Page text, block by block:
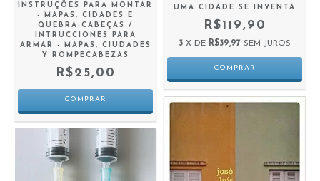
INSTRUÇÕES PARA MONTAR
- MAPAS, CIDADES E
QUEBRA-CABEÇAS /
INTRUCCIONES PARA
ARMAR - MAPAS, CIUDADES
Y ROMPECABEZAS
R$25,00
UMA CIDADE SE INVENTA
R$119,90
3 X DE R$39,97 SEM JUROS